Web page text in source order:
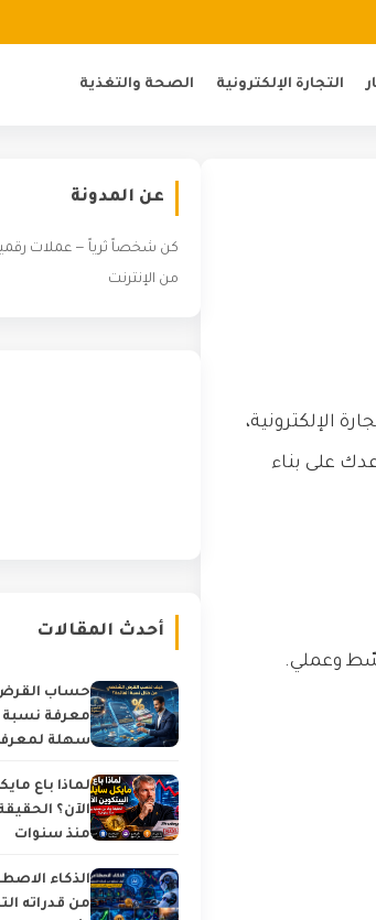
التجارة الإلكترونية الصحة والتغذية
الإلكترونية،
على بناء
وعملي.
عن المدونة
كن شخصاً ثرياً — عملات
من الإنترنت
أحدث المقالات
حساب
سهلة
لماذا باع
الآن؟
منذ سنوات
الذكاء
من قدراته